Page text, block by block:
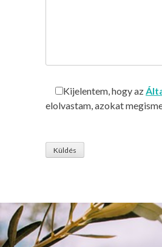
Kijelentem, hogy az
elolvastam, azokat